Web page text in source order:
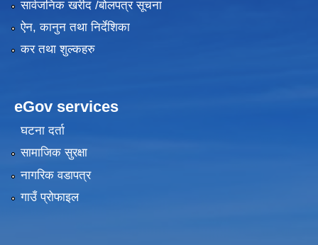
सार्वजनिक खरीद /बोलपत्र सूचना
ऐन, कानुन तथा निर्देशिका
कर तथा शुल्कहरु
eGov services
घटना दर्ता
सामाजिक सुरक्षा
नागरिक वडापत्र
गाउँ प्रोफाइल